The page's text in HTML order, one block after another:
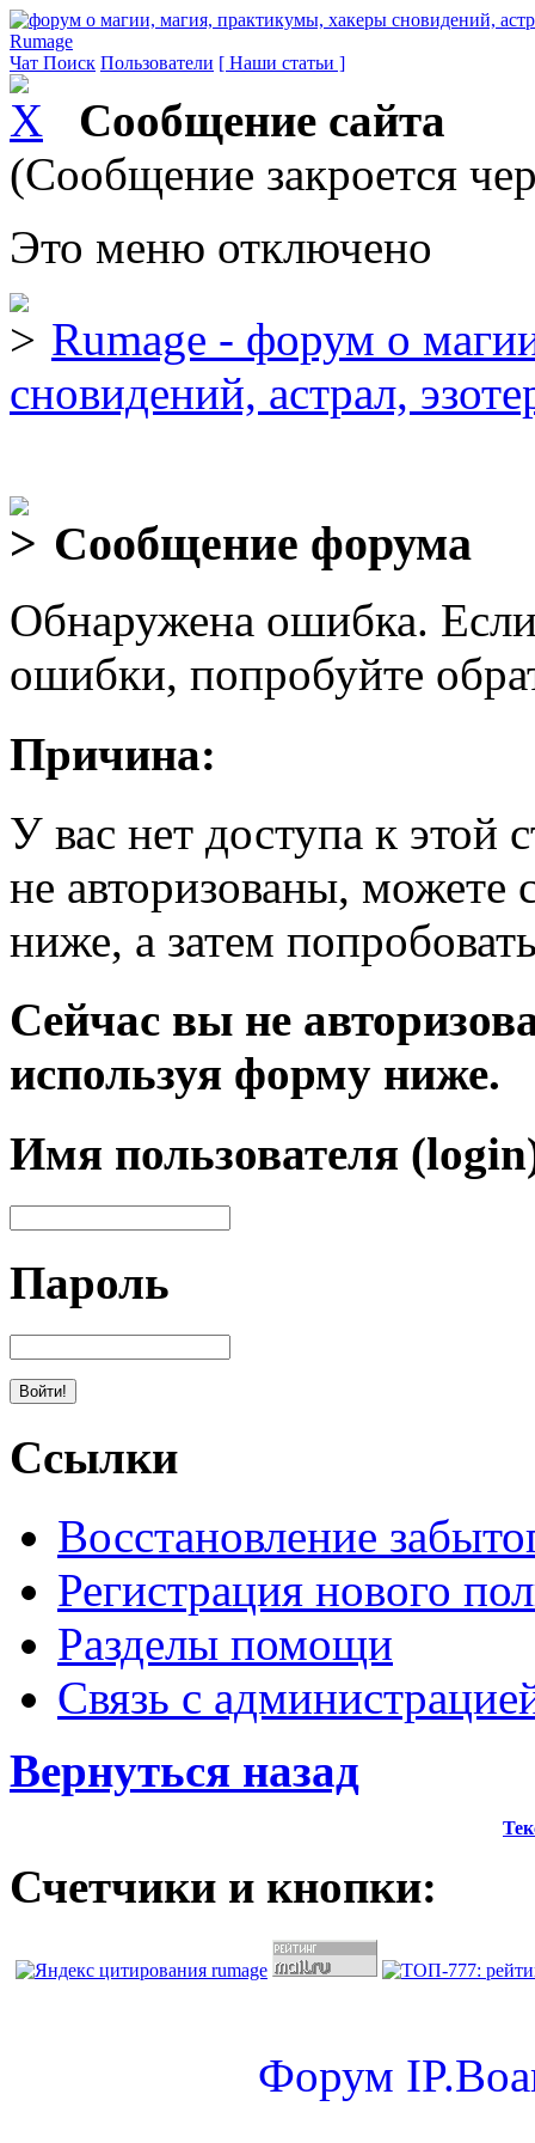
Rumage
Чат Поиск Пользователи [ Наши статьи ]
Сообщение сайта
(Сообщение закроется
Это меню отключено
Rumage - форум о
сновидений, астрал,
Сообщение форума
Обнаружена ошибка.
ошибки, попробуйте
Причина:
У вас нет доступа к
не авторизованы, можете
ниже, а затем
Сейчас вы не
используя форму ниже.
Имя пользователя
Пароль
Ссылки
Восстановление
Регистрация нового
Разделы помощи
Связь с
Вернуться назад
Счетчики и кнопки:
Форум